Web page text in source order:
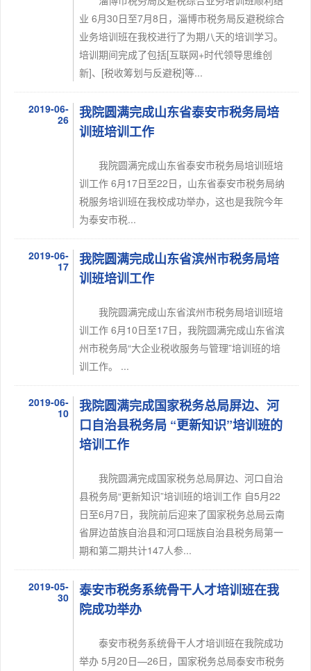
业 6月30日至7月8日，淄博市税务局反避税综合
业务培训班在我校进行了为期八天的培训学习。
培训期间完成了包括[互联网+时代领导思维创
新]、[税收筹划与反避税]等...
2019-06-
26
我院圆满完成山东省泰安市税务局培
训班培训工作
我院圆满完成山东省泰安市税务局培训班培
训工作 6月17日至22日，山东省泰安市税务局纳
税服务培训班在我校成功举办，这也是我院今年
为泰安市税...
2019-06-
17
我院圆满完成山东省滨州市税务局培
训班培训工作
我院圆满完成山东省滨州市税务局培训班培
训工作 6月10日至17日，我院圆满完成山东省滨
州市税务局“大企业税收服务与管理”培训班的培
训工作。 ...
2019-06-
10
我院圆满完成国家税务总局屏边、河
口自治县税务局 “更新知识”培训班的
培训工作
我院圆满完成国家税务总局屏边、河口自治
县税务局“更新知识”培训班的培训工作 自5月22
日至6月7日，我院前后迎来了国家税务总局云南
省屏边苗族自治县和河口瑶族自治县税务局第一
期和第二期共计147人参...
2019-05-
30
泰安市税务系统骨干人才培训班在我
院成功举办
泰安市税务系统骨干人才培训班在我院成功
举办 5月20日—26日，国家税务总局泰安市税务